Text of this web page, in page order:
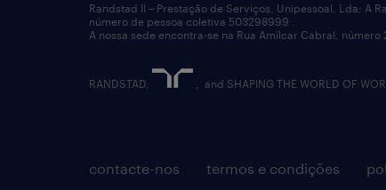
contacte-nos termos e condições
Randstad II – Prestação de Serviços, Unipessoal, Lda; A
número de pessoa coletiva 503298999 .
A nossa sede encontra-se na Rua Amílcar Cabral, número
RANDSTAD, , and SHAPING THE WORLD OF